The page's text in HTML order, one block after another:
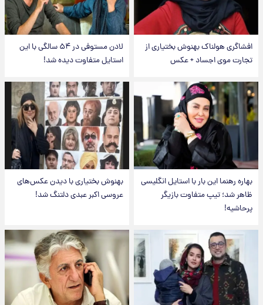
افشاگری هولناک بهنوش بختیاری از
تجارت موی اجساد + عکس
لادن مستوفی در ۵۴ سالگی با این
استایل متفاوت دیده شد!
بهاره رهنما این بار با استایل انگلیسی
ظاهر شد؛ تیپ متفاوت بازیگر
پرحاشیه!
بهنوش بختیاری با دیدن عکس‌های
عروسی اکبر عبدی دلتنگ شد!